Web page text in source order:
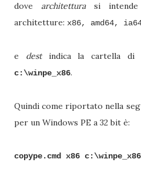
dove architetturasi intende
architetture: x86, amd64,
e destindica la cartella di
c:\winpe_x86.
Quindi come riportato nella
per un Windows PE a 32 bit è:
copype.cmd x86 c:\winpe_x86